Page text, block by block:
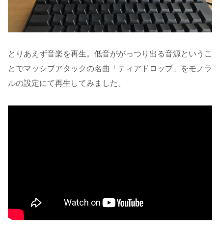
とりあえず音楽を再生。低音ががっつり出る音源というこ
とでマッシブアタックの名曲「ティアドロップ」をモノラ
ルの設定にて再生してみました。